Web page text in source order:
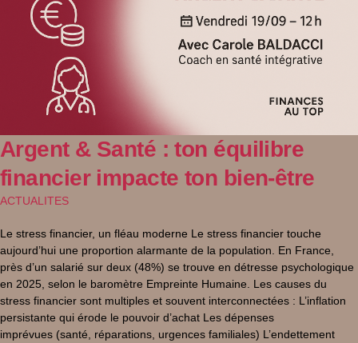
Argent & Santé : ton équilibre
financier impacte ton bien-être
ACTUALITES
Le stress financier, un fléau moderne Le stress financier touche
aujourd’hui une proportion alarmante de la population. En France,
près d’un salarié sur deux (48%) se trouve en détresse psychologique
en 2025, selon le baromètre Empreinte Humaine. Les causes du
stress financier sont multiples et souvent interconnectées : L’inflation
persistante qui érode le pouvoir d’achat Les dépenses
imprévues (santé, réparations, urgences familiales) L’endettement